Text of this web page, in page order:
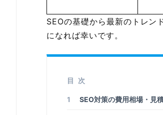
SEOの基礎から最新のトレン
になれば幸いです。
目次
1 SEO対策の費用相場・見